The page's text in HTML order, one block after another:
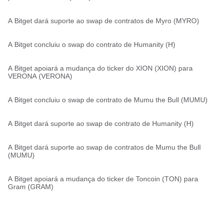
A Bitget dará suporte ao swap de contratos de Myro (MYRO)
A Bitget concluiu o swap do contrato de Humanity (H)
A Bitget apoiará a mudança do ticker do XION (XION) para
VERONA (VERONA)
A Bitget concluiu o swap de contrato de Mumu the Bull (MUMU)
A Bitget dará suporte ao swap de contrato de Humanity (H)
A Bitget dará suporte ao swap de contratos de Mumu the Bull
(MUMU)
A Bitget apoiará a mudança do ticker de Toncoin (TON) para
Gram (GRAM)